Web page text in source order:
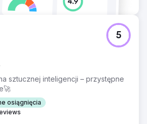
sztucznej inteligencji – przystępne
osiągnięcia
5